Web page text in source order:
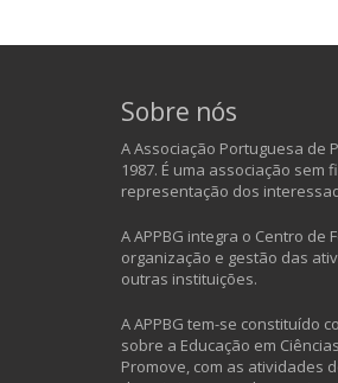
Sobre nós
A Associação Portuguesa de
1987. É uma associação
representação dos
A APPBG integra o Centro de
organização e gestão das
outras instituições.
A APPBG tem-se constituído
sobre a Educação em
Promove, com as atividades